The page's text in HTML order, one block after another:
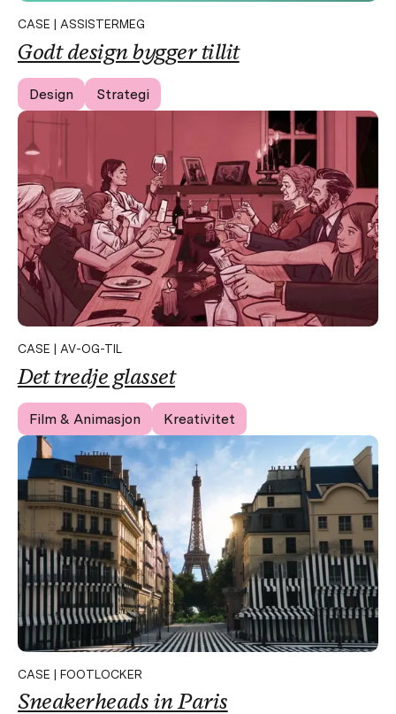
CASE | ASSISTERMEG
Godt design bygger tillit
Design Strategi
CASE | AV-OG-TIL
Dettredje glasset
Film & Animasjon Kreativitet
CASE | FOOTLOCKER
Sneakerheads in Paris